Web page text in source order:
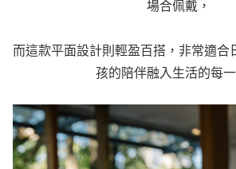
場合佩戴，
而這款平面設計則輕盈百搭，非常適合
孩的陪伴融入生活的每一